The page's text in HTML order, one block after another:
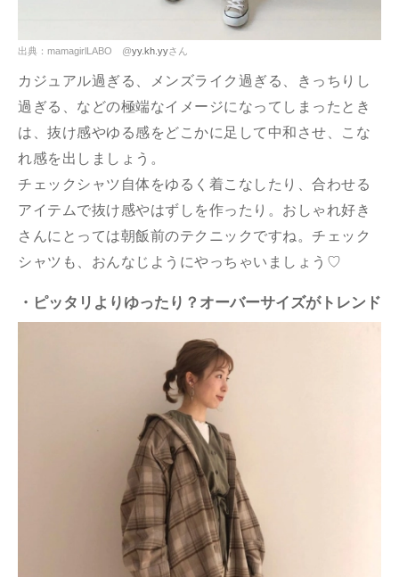
出典：mamagirlLABO @yy.kh.yyさん
カジュアル過ぎる、メンズライク過ぎる、きっちりし
過ぎる、などの極端なイメージになってしまったとき
は、抜け感やゆる感をどこかに足して中和させ、こな
れ感を出しましょう。
チェックシャツ自体をゆるく着こなしたり、合わせる
アイテムで抜け感やはずしを作ったり。おしゃれ好き
さんにとっては朝飯前のテクニックですね。チェック
シャツも、おんなじようにやっちゃいましょう♡
・ピッタリよりゆったり？オーバーサイズがトレンド